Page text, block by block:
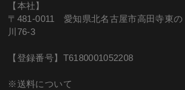
【本社】
〒481-0011 愛知県北名古屋市高田寺東の
川76-3
【登録番号】T6180001052208
※送料について